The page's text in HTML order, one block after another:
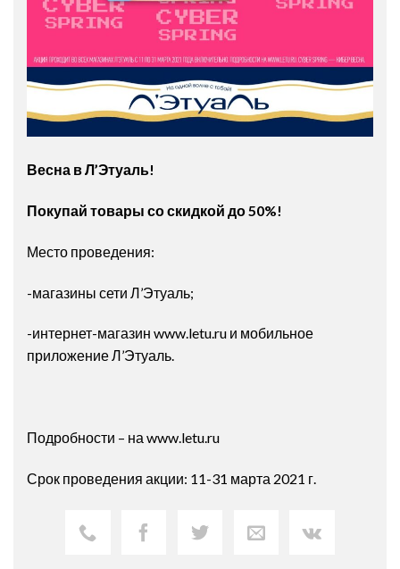
Весна в Л’Этуаль!
Покупай товары со скидкой до 50%!
Место проведения:
-магазины сети Л’Этуаль;
-интернет-магазин www.letu.ru и мобильное
приложение Л’Этуаль.
Подробности – на www.letu.ru
Срок проведения акции: 11-31 марта 2021 г.